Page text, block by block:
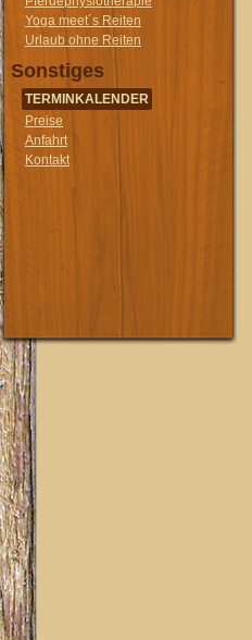
Yoga meet´s Reiten
Urlaub ohne Reiten
Sonstiges
TERMINKALENDER
Preise
Anfahrt
Kontakt